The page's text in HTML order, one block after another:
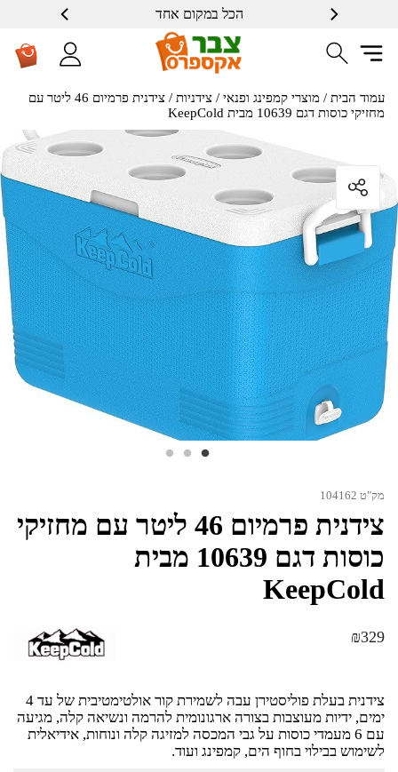
הכל במקום אחד
עמוד הבית / מוצרי קמפינג ופנאי / צידניות
/ צידנית פרמיום 46 ליטר עם
מחזיקי כוסות דגם 10639 מבית KeepCold
מק"ט 104162
צידנית פרמיום 46 ליטר עם מחזיקי
כוסות דגם 10639 מבית
KeepCold
₪329
צידנית בעלת פוליסטירן עבה לשמירת קור אולטימטיבית של עד 4
ימים, ידיות מעוצבות בצורה ארגונומית להרמה ונשיאה קלה, מגיעה
עם 6 מעמדי כוסות על גבי המכסה למזיגה קלה ונוחות, אידיאלית
לשימוש בבילוי בחוף הים, קמפינג ועוד.